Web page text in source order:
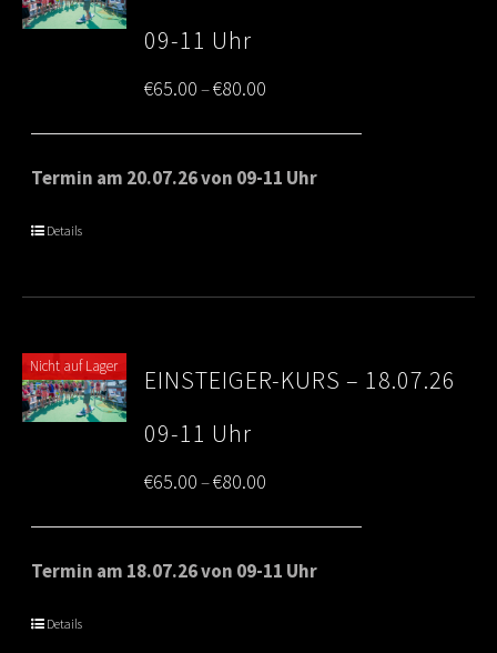
09-11 Uhr
€65.00–€80.00
range:
€65.00
Termin am 20.07.26 von 09-11 Uhr
Details
Nicht auf Lager
EINSTEIGER-KURS – 18.07.26
09-11 Uhr
€65.00–€80.00
range:
€65.00
Termin am 18.07.26 von 09-11 Uhr
Details